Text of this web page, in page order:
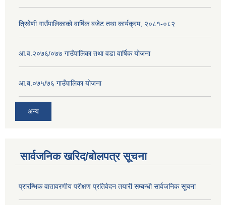
त्रिवेणी गाउँपालिकाको वार्षिक बजेट तथा कार्यक्रम, २०८१-०८२
आ.व.२०७६/०७७ गाउँपालिका तथा वडा वार्षिक योजना
आ.ब.०७५/७६ गाउँपालिका योजना
अन्य
सार्वजनिक खरिद/बोलपत्र सूचना
प्रारम्भिक वातावरणीय परीक्षण प्रतिवेदन तयारी सम्बन्धी सार्वजनिक सूचना